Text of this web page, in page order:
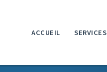
ACCUEIL SERVICES